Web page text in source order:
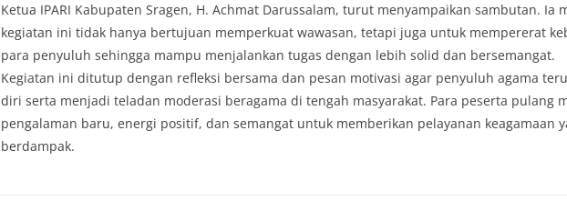
Ketua IPARI Kabupaten Sragen, H. Achmat Darussalam, turut menyampaikan sambutan. Ia
kegiatan ini tidak hanya bertujuan memperkuat wawasan, tetapi juga untuk mempererat
para penyuluh sehingga mampu menjalankan tugas dengan lebih solid dan bersemangat.
Kegiatan ini ditutup dengan refleksi bersama dan pesan motivasi agar penyuluh agama
diri serta menjadi teladan moderasi beragama di tengah masyarakat. Para peserta pulang
pengalaman baru, energi positif, dan semangat untuk memberikan pelayanan keagamaan
berdampak.